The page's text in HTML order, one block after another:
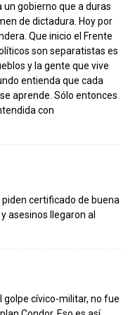
gobierno que a duras
de dictadura. Hoy por
Que inicio el Frente
son separatistas es
y la gente que vive
entienda que cada
aprende. Sólo entonces
con
certificado de buena
asesinos llegaron al
golpe cívico-militar, no fue